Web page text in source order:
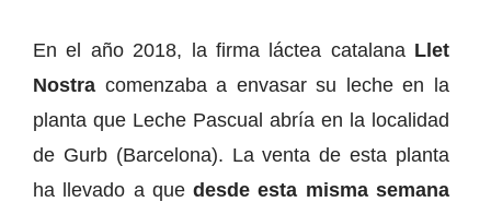
En el año 2018, la firma láctea catalana Llet
Nostra comenzaba a envasar su leche en la
planta que Leche Pascual abría en la localidad
de Gurb (Barcelona). La venta de esta planta
ha llevado a quedesde esta misma semana